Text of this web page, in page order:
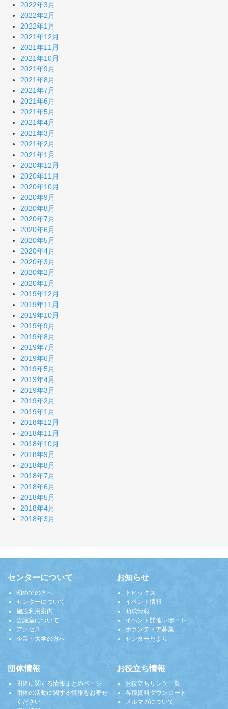
2022年3月
2022年2月
2022年1月
2021年12月
2021年11月
2021年10月
2021年9月
2021年8月
2021年7月
2021年6月
2021年5月
2021年4月
2021年3月
2021年2月
2021年1月
2020年12月
2020年11月
2020年10月
2020年9月
2020年8月
2020年7月
2020年6月
2020年5月
2020年4月
2020年3月
2020年2月
2020年1月
2019年12月
2019年11月
2019年10月
2019年9月
2019年8月
2019年7月
2019年6月
2019年5月
2019年4月
2019年3月
2019年2月
2019年1月
2018年12月
2018年11月
2018年10月
2018年9月
2018年8月
2018年7月
2018年6月
2018年5月
2018年4月
2018年3月
センターについて
初めての方へ
センターについて
施設利用案内
会議室について
アクセス
企業・大学の方へ
お知らせ
トピックス
イベント情報
助成情報
イベント開催レポート
ボランティア募集
センターだより
団体情報
団体に関する情報まとめページ
団体の活動に関する情報をお寄せ
ください
お役立ち情報
お役立ちリンク一覧
各種資料ダウンロード
メルマガについて